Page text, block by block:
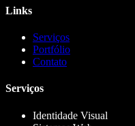
Links
Serviços
Portfólio
Contato
Serviços
Identidade Visual